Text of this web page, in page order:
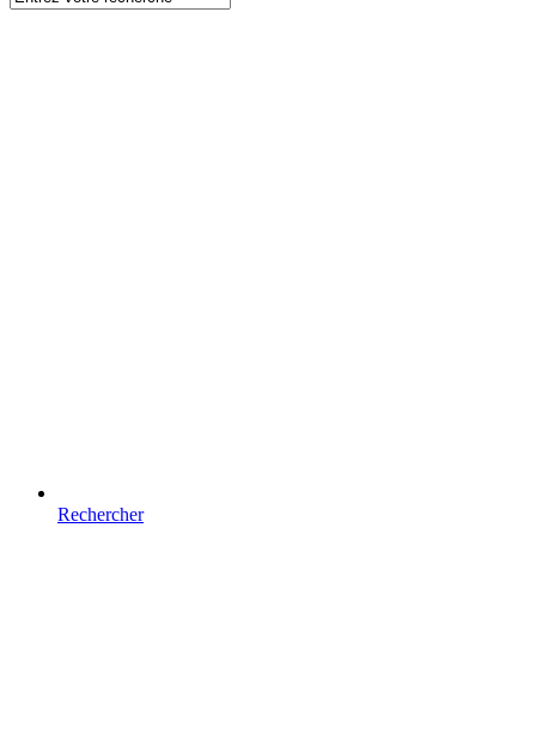
Rechercher